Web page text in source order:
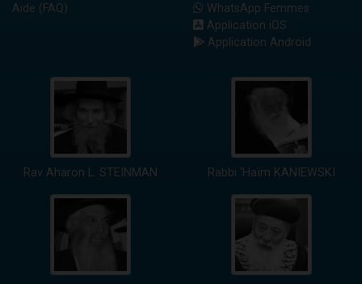
Aide (FAQ)
WhatsApp Femmes
Application iOS
Application Android
Rav Aharon L. STEINMAN Rabbi 'Haïm KANIEWSKI